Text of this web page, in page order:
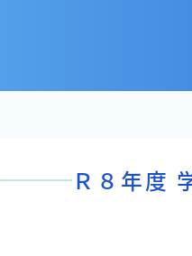
Ｒ８年度